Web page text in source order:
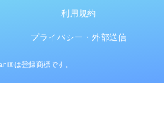
利用規約
プライバシー・外部送信
は登録商標です。